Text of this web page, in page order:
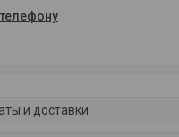
и доставки